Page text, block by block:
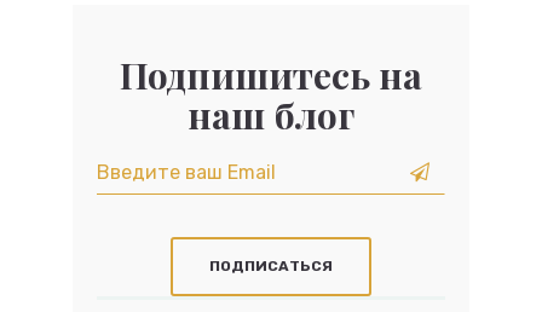
Подпишитесь на
наш блог
ПОДПИСАТЬСЯ